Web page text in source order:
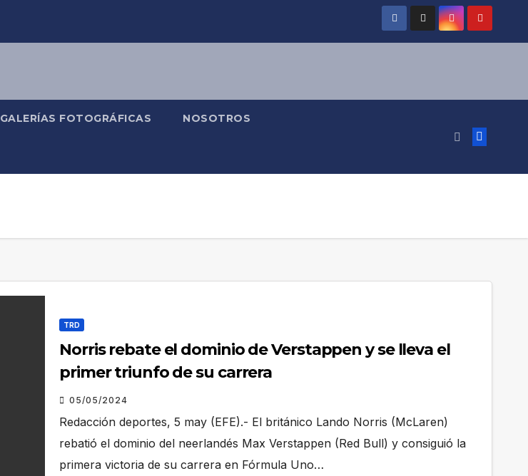
GALERÍAS FOTOGRÁFICAS NOSOTROS
TRD
Norris rebate el dominio de Verstappen y se lleva el
primer triunfo de su carrera
05/05/2024
Redacción deportes, 5 may (EFE).- El británico Lando Norris (McLaren)
rebatió el dominio del neerlandés Max Verstappen (Red Bull) y consiguió la
primera victoria de su carrera en Fórmula Uno…